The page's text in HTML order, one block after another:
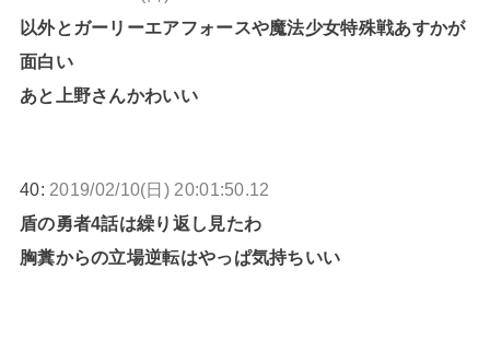
以外とガーリーエアフォースや魔法少女特殊戦あすかが
面白い
あと上野さんかわいい
40: 2019/02/10(日) 20:01:50.12
盾の勇者4話は繰り返し見たわ
胸糞からの立場逆転はやっぱ気持ちいい